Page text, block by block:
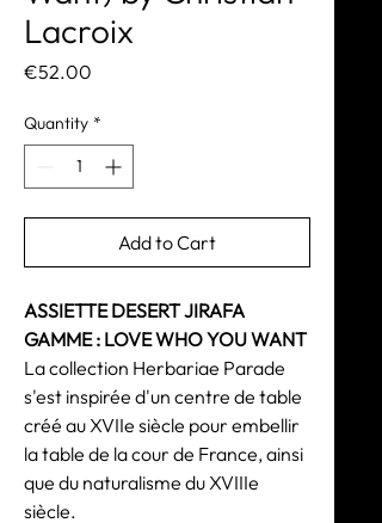
Lacroix
€52.00
Quantity *
Add to Cart
ASSIETTE DESERT JIRAFA
GAMME : LOVE WHO YOU WANT
La collection Herbariae Parade
s'est inspirée d'un centre de table
créé au XVIIe siècle pour embellir
la table de la cour de France, ainsi
que du naturalisme du XVIIIe
siècle.